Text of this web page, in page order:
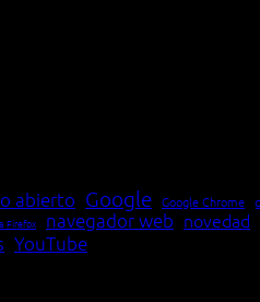
abierto Google Google Chrome
Firefox navegador web novedad
YouTube